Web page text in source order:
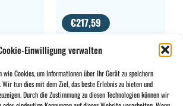
Einwilligung verwalten
wie Cookies, um Informationen über Ihr Gerät zu speichern
Wir tun dies mit dem Ziel, das beste Erlebnis zu bieten und
Durch die Zustimmung zu diesen Technologien können wir
€217,59
AUSGESCHLOSSEN